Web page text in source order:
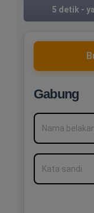
5 detik -
Gabung
Nama belakang
Kata sandi